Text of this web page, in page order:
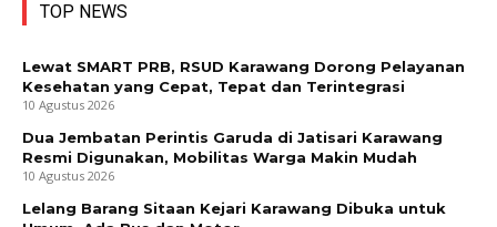
TOP NEWS
Lewat SMART PRB, RSUD Karawang Dorong Pelayanan
Kesehatan yang Cepat, Tepat dan Terintegrasi
10 Agustus 2026
Dua Jembatan Perintis Garuda di Jatisari Karawang
Resmi Digunakan, Mobilitas Warga Makin Mudah
10 Agustus 2026
Lelang Barang Sitaan Kejari Karawang Dibuka untuk